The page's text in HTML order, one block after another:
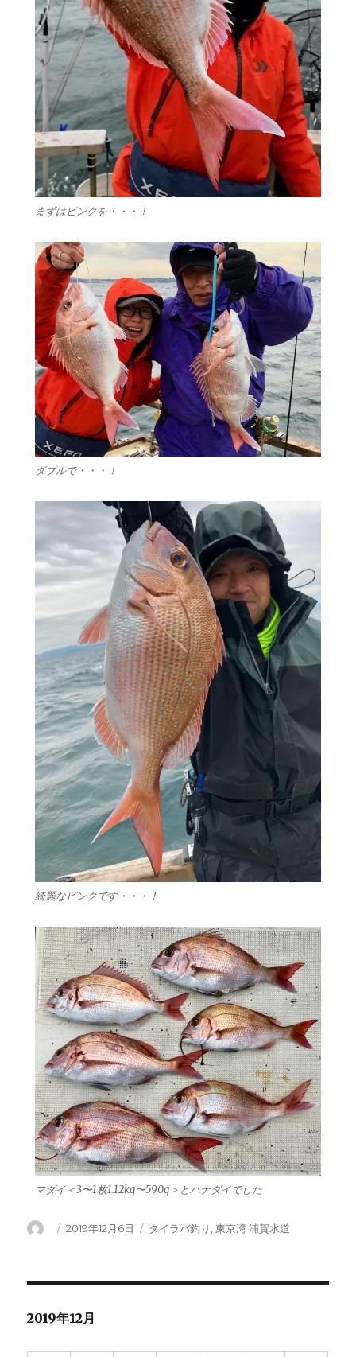
まずはピンクを・・・！
ダブルで・・・！
綺麗なピンクです・・・！
マダイ＜3〜1枚1.12kg〜590g＞とハナダイでした
投 投
2019年12月6日
カ
タイラバ釣り ,東京湾 浦賀水道
2019年12月